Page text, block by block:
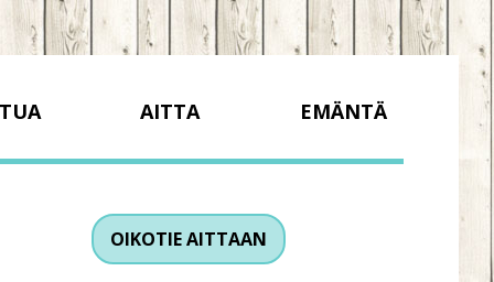
AITTA EMÄNTÄ
OIKOTIE AITTAAN